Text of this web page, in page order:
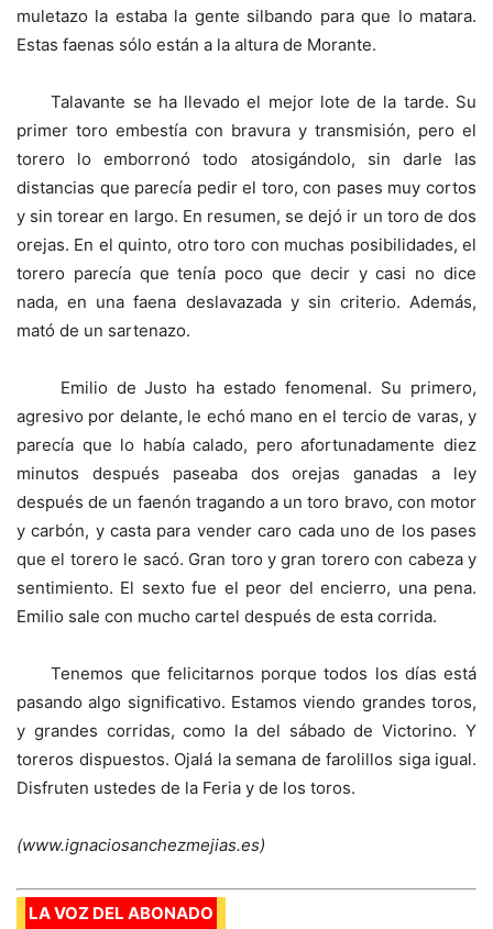
muletazo la estaba la gente silbando para que lo matara.
Estas faenas sólo están a la altura de Morante.
Talavante se ha llevado el mejor lote de la tarde. Su
primer toro embestía con bravura y transmisión, pero el
torero lo emborronó todo atosigándolo, sin darle las
distancias que parecía pedir el toro, con pases muy cortos
y sin torear en largo. En resumen, se dejó ir un toro de dos
orejas. En el quinto, otro toro con muchas posibilidades, el
torero parecía que tenía poco que decir y casi no dice
nada, en una faena deslavazada y sin criterio. Además,
mató de un sartenazo.
Emilio de Justo ha estado fenomenal. Su primero,
agresivo por delante, le echó mano en el tercio de varas, y
parecía que lo había calado, pero afortunadamente diez
minutos después paseaba dos orejas ganadas a ley
después de un faenón tragando a un toro bravo, con motor
y carbón, y casta para vender caro cada uno de los pases
que el torero le sacó. Gran toro y gran torero con cabeza y
sentimiento. El sexto fue el peor del encierro, una pena.
Emilio sale con mucho cartel después de esta corrida.
Tenemos que felicitarnos porque todos los días está
pasando algo significativo. Estamos viendo grandes toros,
y grandes corridas, como la del sábado de Victorino. Y
toreros dispuestos. Ojalá la semana de farolillos siga igual.
Disfruten ustedes de la Feria y de los toros.
(www.ignaciosanchezmejias.es)
LA VOZ DEL ABONADO